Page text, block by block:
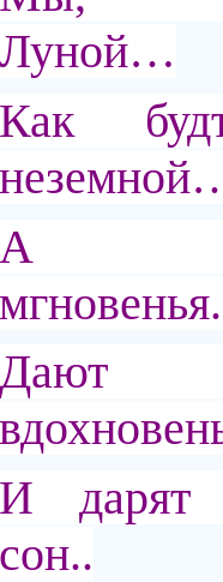
Луной…
Как
А
Дают
И дарят
сон..